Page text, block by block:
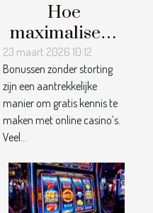
Hoe
maximaliseer
je voordelen
van casino
bonussen
zonder
23 maart 2026 10:12
Bonussen zonder storting
zijn een aantrekkelijke
manier om gratis kennis te
maken met online casino’s.
Veel...